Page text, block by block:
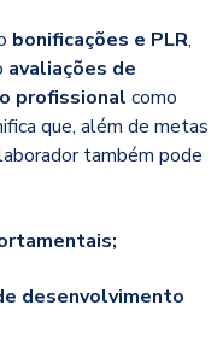
bonificações e PLR,
avaliações de
profissional como
que, além de metas
também pode
desenvolvimento